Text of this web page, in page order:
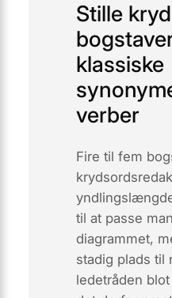
Stille
klassiske
verber
Fire til fem
til at passe
diagrammet,
stadig plads til
ledetråden blot